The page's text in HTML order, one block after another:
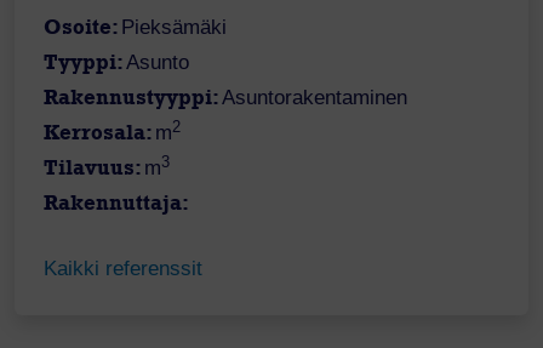
Osoite: Pieksämäki
Tyyppi:Asunto
Rakennustyyppi:Asuntorakentaminen
Kerrosala: m2
Tilavuus: m3
Rakennuttaja:
Kaikki referenssit